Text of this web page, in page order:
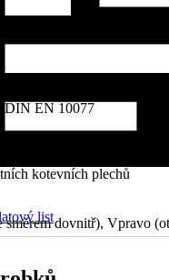
ESG
DIN EN 10077
EN 673
kotevních plechů
směrem dovnitř), Vpravo
list